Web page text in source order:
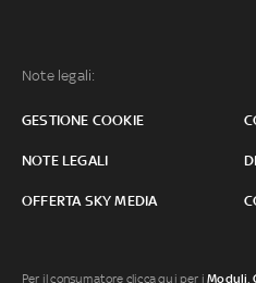
Note legali:
GESTIONE COOKIE
NOTE LEGALI
OFFERTA SKY MEDIA
Per il consumatore clicca qui per iModuli,